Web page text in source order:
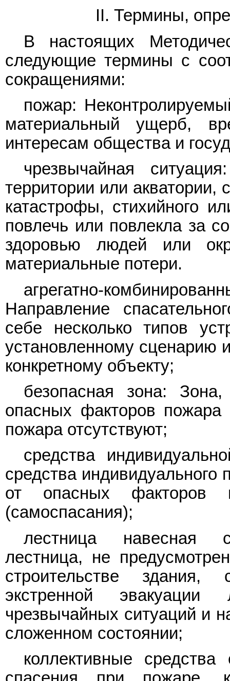
II. Термины,
В настоящих
следующие термины с
сокращениями:
пожар:
материальный ущерб,
интересам общества и
чрезвычайная
территории или акватории,
катастрофы, стихийного
повлечь или повлекла за
здоровью людей или
материальные потери.
агрегатно-
Направление
себе несколько типов
установленному сценарию
конкретному объекту;
безопасная зона:
опасных факторов
пожара отсутствуют;
средства
средства
от опасных факторов
(самоспасания);
лестница навесная
лестница, не
строительстве
экстренной
чрезвычайных ситуаций и
сложенном состоянии;
коллективные средства